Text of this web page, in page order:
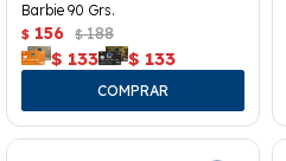
Barbie 90 Grs.
$ 156 $ 188
$ 133 $ 133